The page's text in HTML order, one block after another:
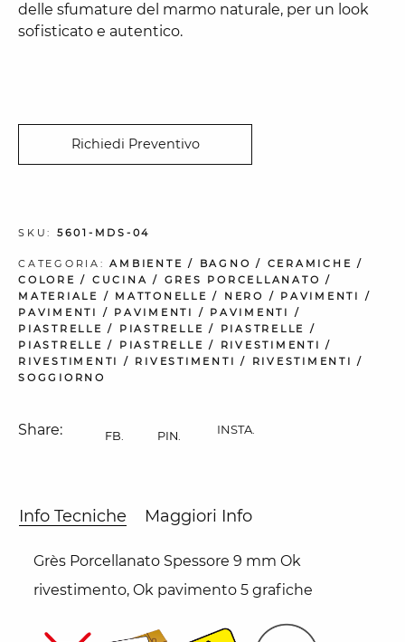
delle sfumature del marmo naturale, per un look
sofisticato e autentico.
Richiedi Preventivo
SKU: 5601-MDS-04
CATEGORIA:AMBIENTE / BAGNO / CERAMICHE /
COLORE / CUCINA / GRES PORCELLANATO /
MATERIALE
/ MATTONELLE / NERO / PAVIMENTI
/
PAVIMENTI
/ PAVIMENTI / PAVIMENTI
/
PIASTRELLE / PIASTRELLE / PIASTRELLE
/
PIASTRELLE / PIASTRELLE / RIVESTIMENTI /
RIVESTIMENTI
/ RIVESTIMENTI / RIVESTIMENTI /
SOGGIORNO
Share: FB. PIN. INSTA.
Info Tecniche Maggiori Info
Grès Porcellanato Spessore 9 mm Ok
rivestimento, Ok pavimento 5 grafiche